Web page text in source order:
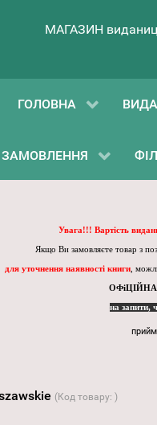
МАГАЗИН
ГОЛОВНА
ЗАМОВЛЕННЯ
Увага!!! Вартість
Якщо Ви замовляєте товар з
для уточнення наявності книги,
на запити,
(Код товару: )